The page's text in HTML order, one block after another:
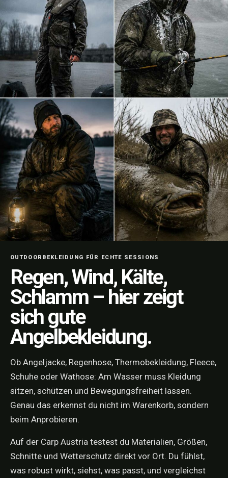
OUTDOORBEKLEIDUNG FÜR ECHTE SESSIONS
Regen, Wind, Kälte,
Schlamm – hier zeigt
sich gute
Angelbekleidung.
Ob Angeljacke, Regenhose, Thermobekleidung, Fleece,
Schuhe oder Wathose: Am Wasser muss Kleidung
sitzen, schützen und Bewegungsfreiheit lassen.
Genau das erkennst du nicht im Warenkorb, sondern
beim Anprobieren.
Auf der Carp Austria testest du Materialien, Größen,
Schnitte und Wetterschutz direkt vor Ort. Du fühlst,
was robust wirkt, siehst, was passt, und vergleichst